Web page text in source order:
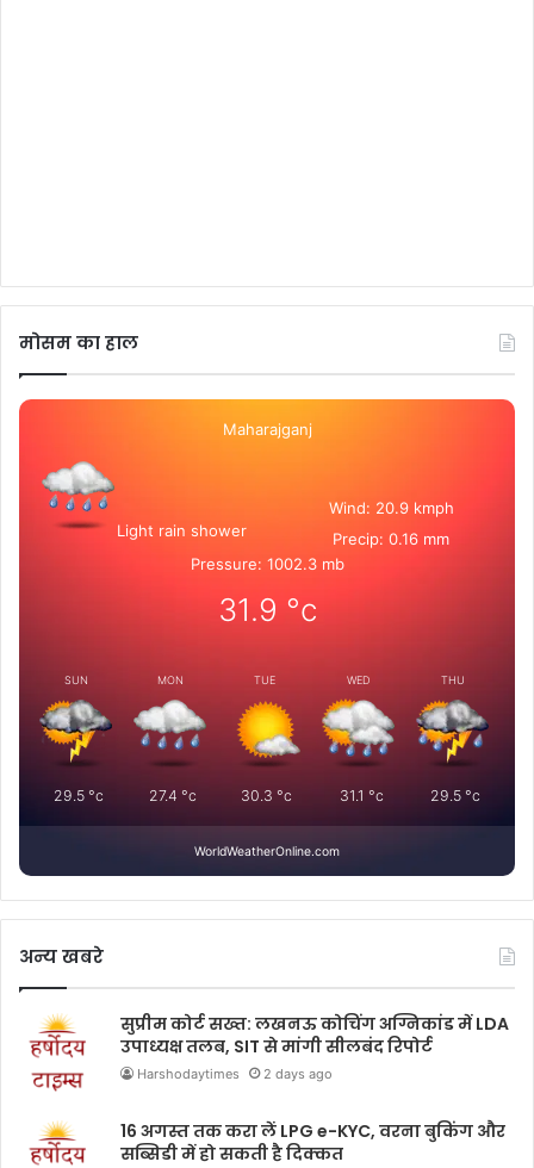
मोसम का हाल
Maharajganj
Light rain shower
Wind: 20.9 kmph
Precip: 0.16 mm
Pressure: 1002.3 mb
31.9 °c
SUN
29.5°c
MON
27.4 °c
TUE
30.3 °c
WED
31.1 °c
THU
29.5 °c
WorldWeatherOnline.com
अन्य खबरे
सुप्रीम कोर्ट सख्त: लखनऊ कोचिंग अग्निकांड में LDA
उपाध्यक्ष तलब, SIT से मांगी सीलबंद रिपोर्ट
Harshodaytimes 2 days ago
16 अगस्त तक करा लें LPG e-KYC, वरना बुकिंग और
सब्सिडी में हो सकती है दिक्कत